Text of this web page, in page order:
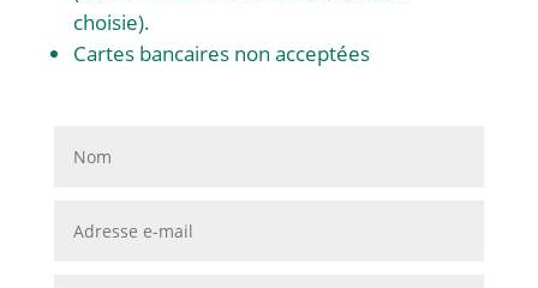
choisie).
Cartes bancaires non acceptées